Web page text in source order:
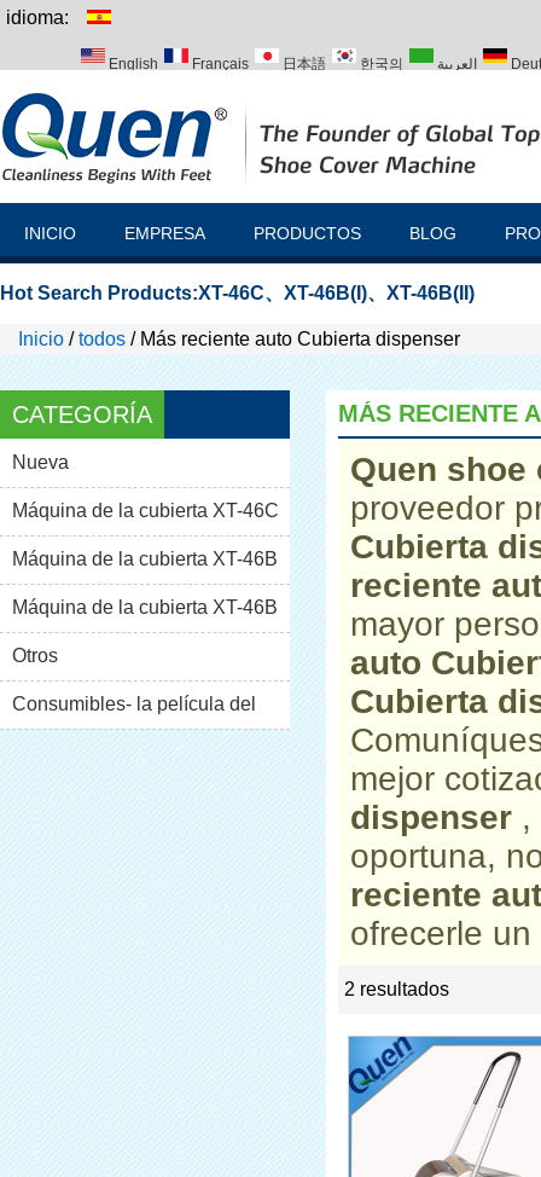
idioma:
English Français 日本語 한국의 العربية
INICIO EMPRESA PRODUCTOS BLOG
Hot Search Products:XT-46C、 XT-46B(I)、 XT-46B(II)
Inicio /todos / Más reciente auto Cubierta dispenser
CATEGORÍA
Nueva
Máquina de la cubierta XT-46C
Máquina de la cubierta XT-46B
(i)Máquina de la cubierta XT-46B
(II)
Otros
Consumibles- la película del
pvc
MÁS RECIENTE
Quen
proveedor
Cubierta
reciente
mayor
auto
Cubierta
mejor
dispenser ,
oportuna,
reciente
ofrecerle
2 resultados